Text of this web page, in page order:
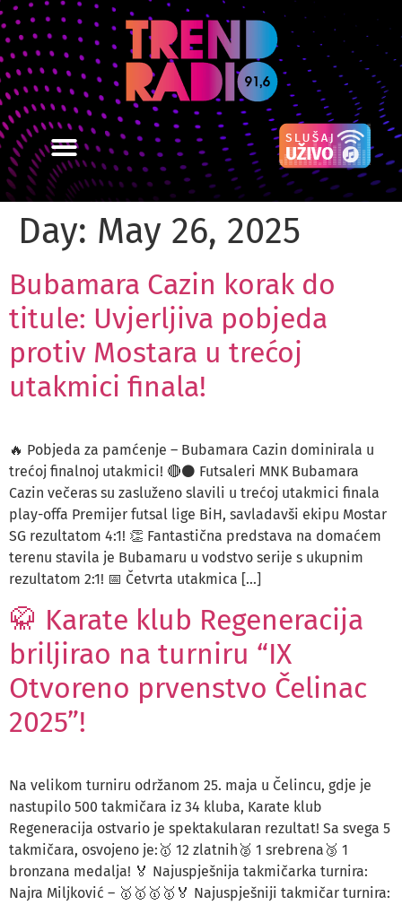
Day: May 26, 2025
Bubamara Cazin korak do
titule: Uvjerljiva pobjeda
protiv Mostara u trećoj
utakmici finala!
🔥 Pobjeda za pamćenje – Bubamara Cazin dominirala u
trećoj finalnoj utakmici! 🔴⚫️ Futsaleri MNK Bubamara
Cazin večeras su zasluženo slavili u trećoj utakmici finala
play-offa Premijer futsal lige BiH, savladavši ekipu Mostar
SG rezultatom 4:1! 👏 Fantastična predstava na domaćem
terenu stavila je Bubamaru u vodstvo serije s ukupnim
rezultatom 2:1! 📅 Četvrta utakmica […]
🥋 Karate klub Regeneracija
briljirao na turniru “IX
Otvoreno prvenstvo Čelinac
2025”!
Na velikom turniru održanom 25. maja u Čelincu, gdje je
nastupilo 500 takmičara iz 34 kluba, Karate klub
Regeneracija ostvario je spektakularan rezultat! Sa svega 5
takmičara, osvojeno je:🥇 12 zlatnih🥈 1 srebrena🥉 1
bronzana medalja! 🏅 Najuspješnija takmičarka turnira:
Najra Miljković – 🥇🥇🥇🥇🏅 Najuspješniji takmičar turnira: